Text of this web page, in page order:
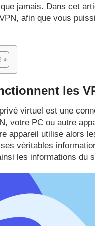
jamais. Dans cet
afin que vous
les
virtuel est une
votre PC ou autre
appareil utilise alors
véritables
les informations du